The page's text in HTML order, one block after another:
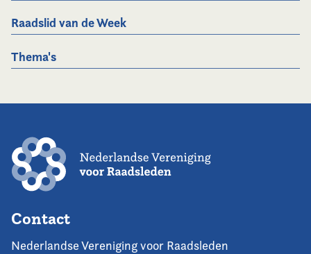
Raadslid van de Week
Thema's
Contact
Nederlandse Vereniging voor Raadsleden